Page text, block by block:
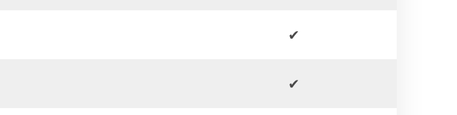
✔
✔